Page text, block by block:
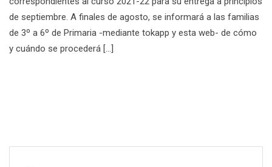
de septiembre. A finales de agosto, se informará a las familias
de 3º a 6º de Primaria -mediante tokapp y esta web- de cómo
y cuándo se procederá […]